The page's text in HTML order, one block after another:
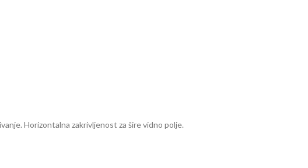
Horizontalna zakrivljenost za šire vidno polje.